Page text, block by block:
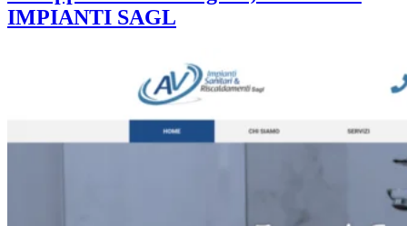
IMPIANTI SAGL